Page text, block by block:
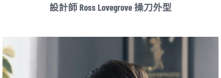
MSI 舊換新
最新資訊
設計師 Ross Lovegrove 操刀外型